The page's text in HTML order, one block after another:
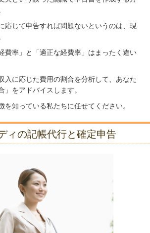
応じて申告すれば問題ないというのは、現
費率」と「適正な経費率」はまったく違い
入に応じた費用の割合を分析して、あなた
」をアドバイスします。
を知っている私たちに任せてください。
ィの記帳代行と確定申告